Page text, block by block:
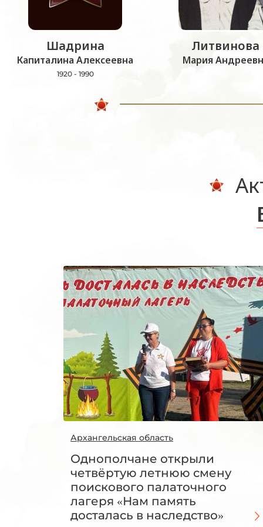
Шадрина
Капиталина Алексеевна
1920 - 1990
Литвинова
Мария
Архангельская область
Однополчане открыли
четвёртую летнюю смену
поискового палаточного
лагеря «Нам память
досталась в наследство»